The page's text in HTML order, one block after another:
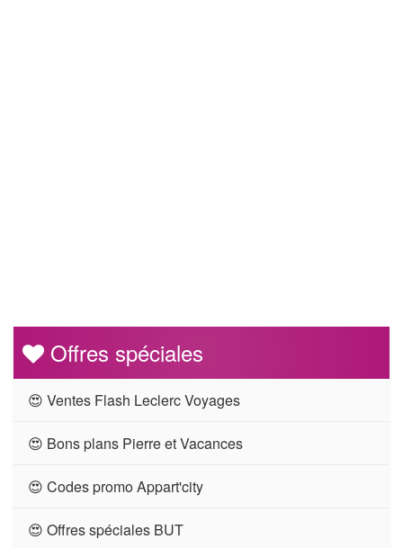
Offres spéciales
😍 Ventes Flash Leclerc Voyages
😍 Bons plans Pierre et Vacances
😍 Codes promo Appart'city
😍 Offres spéciales BUT